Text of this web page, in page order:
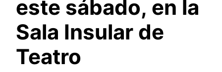
este sábado, en la
Sala Insular de
Teatro